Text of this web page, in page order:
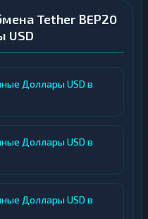
Tether BEP20
USD
Доллары USD в
Доллары USD в
Доллары USD в